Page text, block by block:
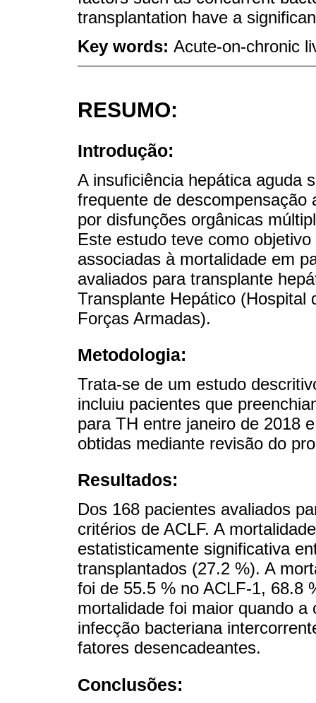
transplantation have a
Key words: Acute-on-chronic
RESUMO:
Introdução:
A insuficiência hepática aguda
frequente de descompensação
por disfunções orgânicas
Este estudo teve como
associadas à mortalidade em
avaliados para transplante
Transplante Hepático
Forças Armadas).
Metodologia:
Trata-se de um estudo
incluiu pacientes que
para TH entre janeiro de 2018
obtidas mediante revisão do
Resultados:
Dos 168 pacientes avaliados
critérios de ACLF. A
estatisticamente significativa
transplantados (27.2 %). A
foi de 55.5 % no ACLF-1, 68.8
mortalidade foi maior quando
infecção bacteriana
fatores desencadeantes.
Conclusões: